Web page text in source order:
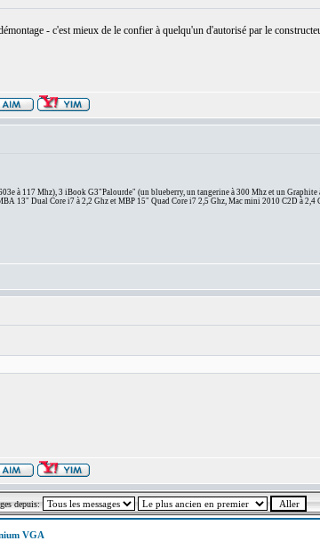
- c'est mieux de le confier à quelqu'un d'autorisé par le
à 117 Mhz), 3 iBook G3"Palourde" (un blueberry, un tangerine à 300 Mhz et un
13" Dual Core i7 à 2,2 Ghz et MBP 15" Quad Core i7 2,5 Ghz, Mac mini 2010 C2D à 2,4
depuis:
VGA